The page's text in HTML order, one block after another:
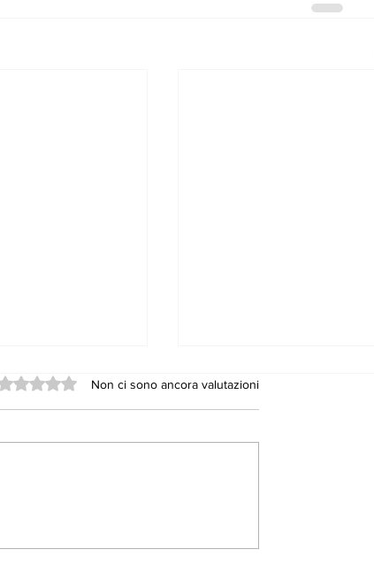
sono i
COMUNALI E GLI
0 stelle su 5.
Non ci sono ancora valutazioni